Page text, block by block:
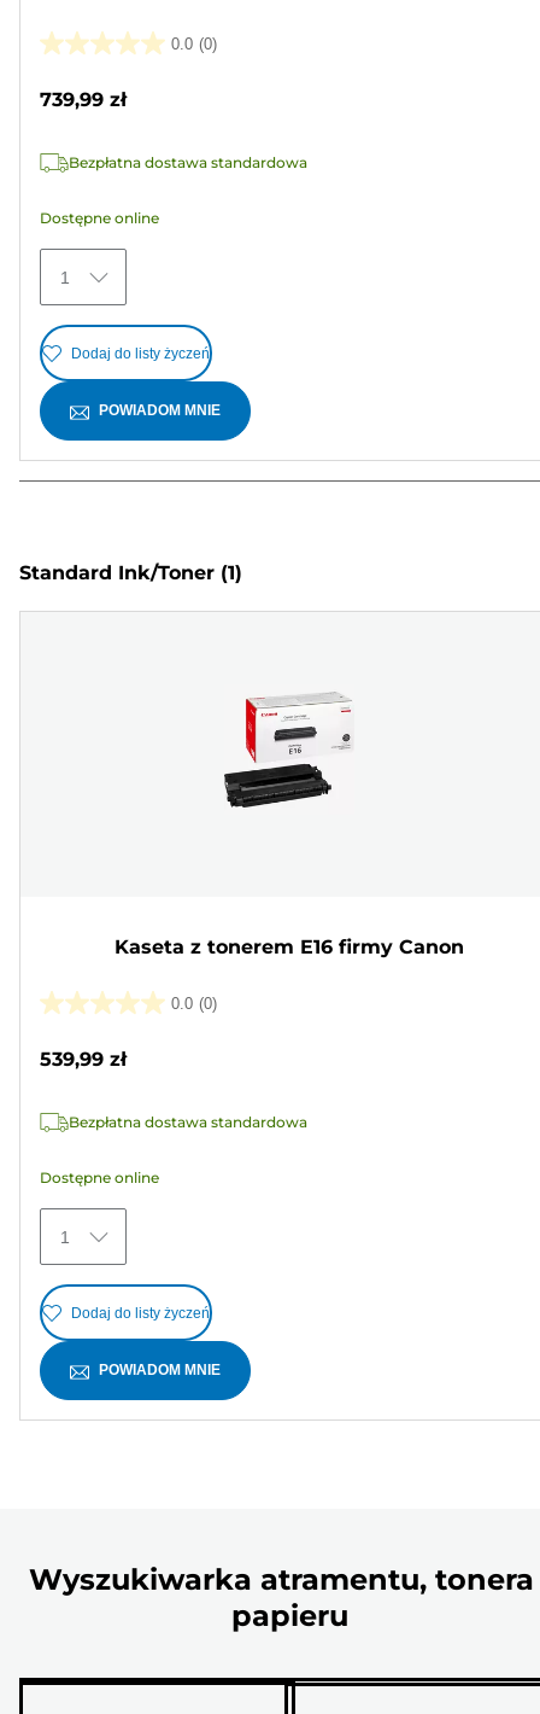
0.0 (0)
0.0
739,99 zł
Bezpłatna dostawa standardowa
Dostępne online
1
Dodaj do listy życzeń
POWIADOM MNIE
Standard Ink/Toner (1)
Kaseta z tonerem E16 firmy Canon
0.0 (0)
0.0
5
539,99 zł
Bezpłatna dostawa standardowa
Dostępne online
1
Dodaj do listy życzeń
POWIADOM MNIE
Wyszukiwarka atramentu, tonera
papieru